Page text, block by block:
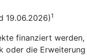
19.06.2026)1
finanziert
die